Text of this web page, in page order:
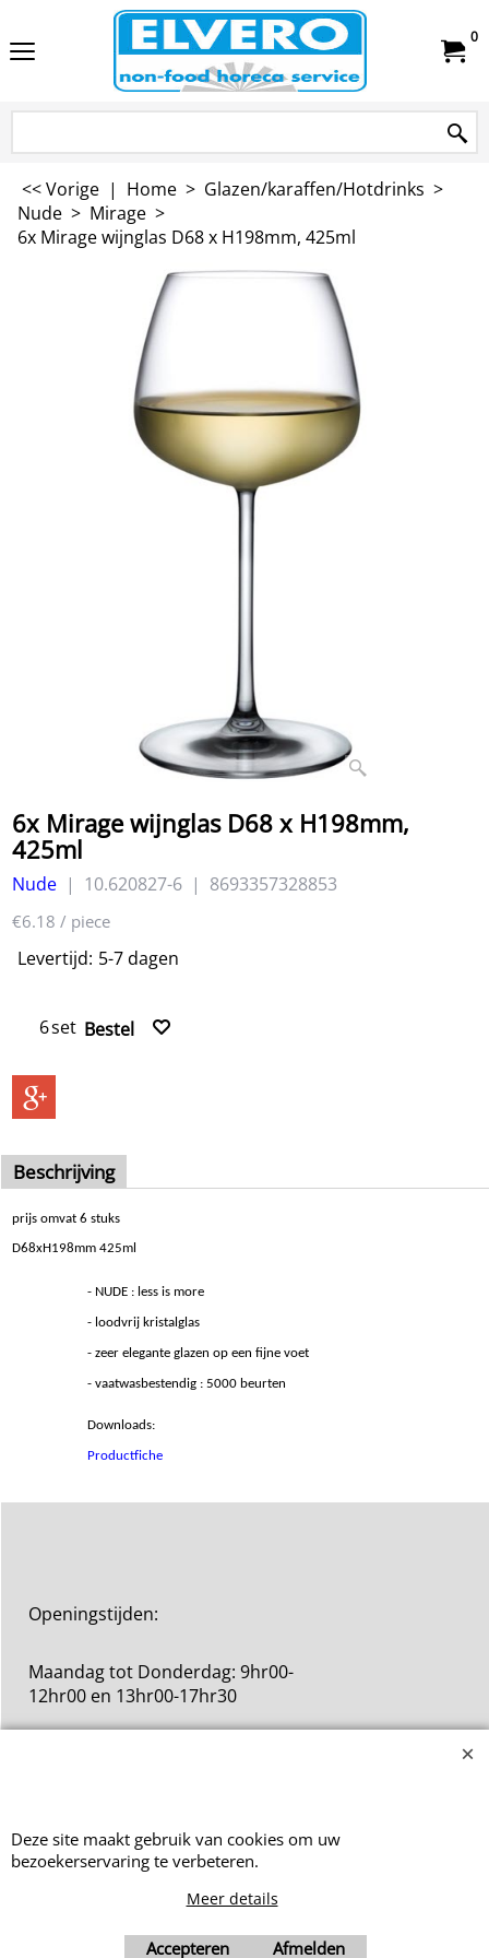
0
<< Vorige | Home > Glazen/karaffen/Hotdrinks >
Nude > Mirage >
6x Mirage wijnglas D68 x H198mm, 425ml
6x Mirage wijnglas D68 x H198mm,
425ml
Nude 10.620827-6 8693357328853
€37.07
€ 44.85 incl BTW
Levertijd: 5-7 dagen
Beschrijving
- NUDE : less is more
- loodvrij kristalglas
Openingstijden:
Maandag tot Donderdag: 9hr00-
Webwinkel gemaakt met ShopFactory webwinkel software.
Deze site maakt gebruik van cookies om uw
bezoekerservaring te verbeteren.
Meer details
Accepteren Afmelden